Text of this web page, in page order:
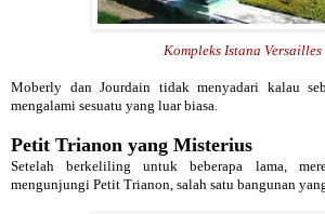
Kompleks Istana Versailles
Moberly dan Jourdain tidak menyadari kalau
mengalami sesuatu yang luar biasa.
Petit Trianon yang Misterius
Setelah berkeliling untuk beberapa lama,
mengunjungi Petit Trianon, salah satu bangunan